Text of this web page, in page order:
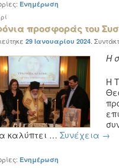
Ενημέρωση
προσφοράς του
29 Ιανουαρίου 2024
Η
Η
καλύπτει … Συνέχεια →
Ενημέρωση